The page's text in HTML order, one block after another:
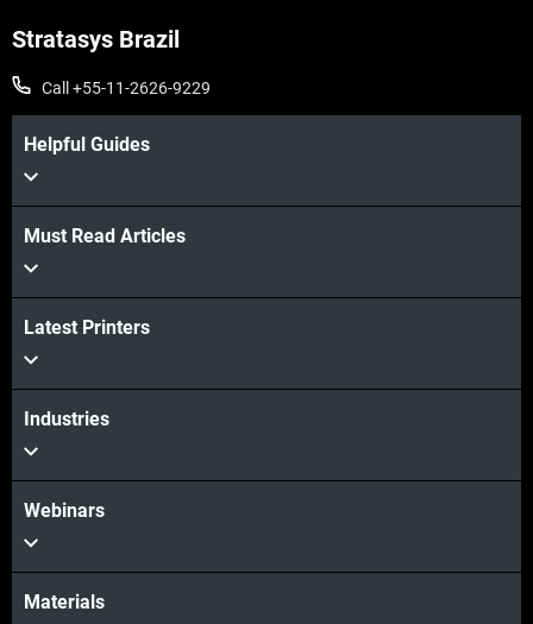
Veja mais
Veja mais
Stratasys Brazil
Call +55-11-2626-9229
Helpful Guides
Must Read Articles
Latest Printers
Industries
Webinars
Materials